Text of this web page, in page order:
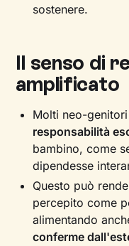
sostenere.
Il senso di
amplificato
Molti neo-
responsabilità
bambino, come
dipendesse
Questo può
percepito come
alimentando
conferme